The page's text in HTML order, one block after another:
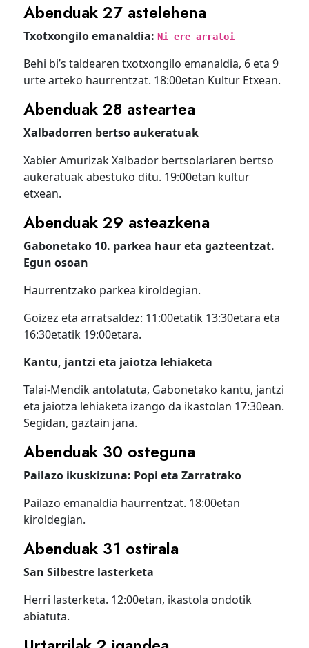
Abenduak 27 astelehena
Txotxongilo emanaldia:Ni ere arratoi
Behi bi’s taldearen txotxongilo emanaldia, 6 eta 9
urte arteko haurrentzat. 18:00etan Kultur Etxean.
Abenduak 28 asteartea
Xalbadorren bertso aukeratuak
Xabier Amurizak Xalbador bertsolariaren bertso
aukeratuak abestuko ditu. 19:00etan kultur
etxean.
Abenduak 29 asteazkena
Gabonetako 10. parkea haur eta gazteentzat.
Egun osoan
Haurrentzako parkea kiroldegian.
Goizez eta arratsaldez: 11:00etatik 13:30etara eta
16:30etatik 19:00etara.
Kantu, jantzi eta jaiotza lehiaketa
Talai-Mendik antolatuta, Gabonetako kantu, jantzi
eta jaiotza lehiaketa izango da ikastolan 17:30ean.
Segidan, gaztain jana.
Abenduak 30 osteguna
Pailazo ikuskizuna: Popi eta Zarratrako
Pailazo emanaldia haurrentzat. 18:00etan
kiroldegian.
Abenduak 31 ostirala
San Silbestre lasterketa
Herri lasterketa. 12:00etan, ikastola ondotik
abiatuta.